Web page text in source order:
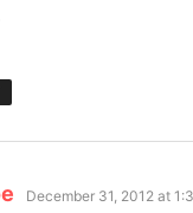
says:
December 31, 2012 at